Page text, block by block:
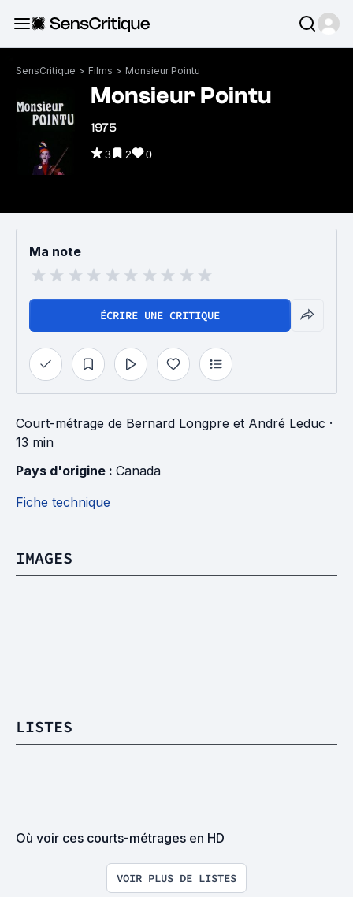
SensCritique > Films > Monsieur Pointu
Monsieur Pointu
1975
3 2 0
Ma note
ÉCRIRE UNE CRITIQUE
Court-métrage de Bernard Longpre et André Leduc ·
13 min
Pays d'origine : Canada
Fiche technique
IMAGES
LISTES
Où voir ces courts-métrages en HD
VOIR PLUS DE LISTES